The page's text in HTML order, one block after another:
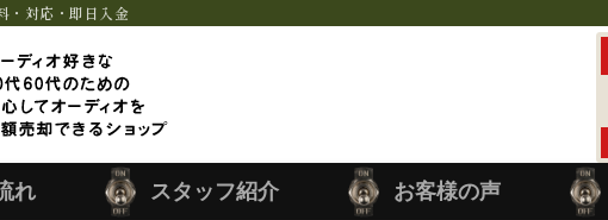
・対応・即日入金
れ スタッフ紹介 お客様の声